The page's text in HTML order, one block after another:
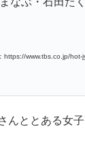
https://www.tbs.co.jp/
んととある女